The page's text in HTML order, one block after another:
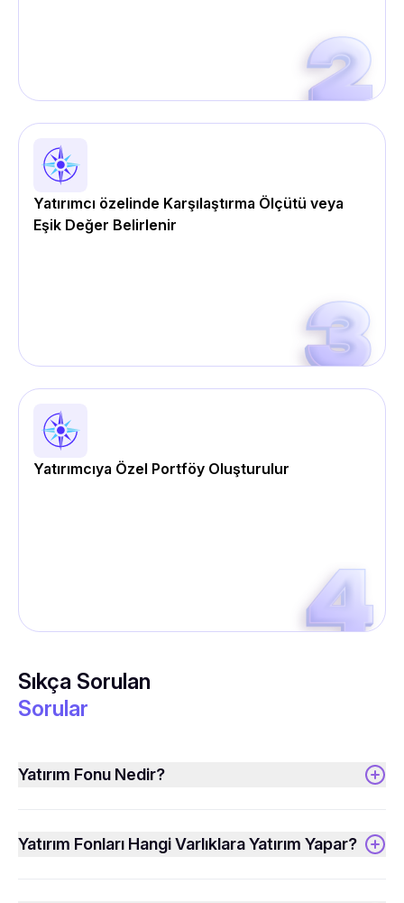
Yatırımcı özelinde Karşılaştırma Ölçütü veya
Eşik Değer Belirlenir
Yatırımcıya Özel Portföy Oluşturulur
Sıkça Sorulan
Sorular
Yatırım Fonu Nedir?
Yatırım Fonları Hangi Varlıklara Yatırım Yapar?